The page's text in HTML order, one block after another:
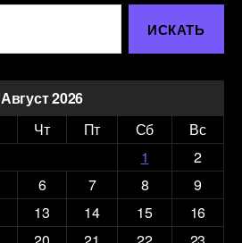
Август 2026
Чт Пт Сб
Вс
1
2
6 7 8
9
13 14 15
16